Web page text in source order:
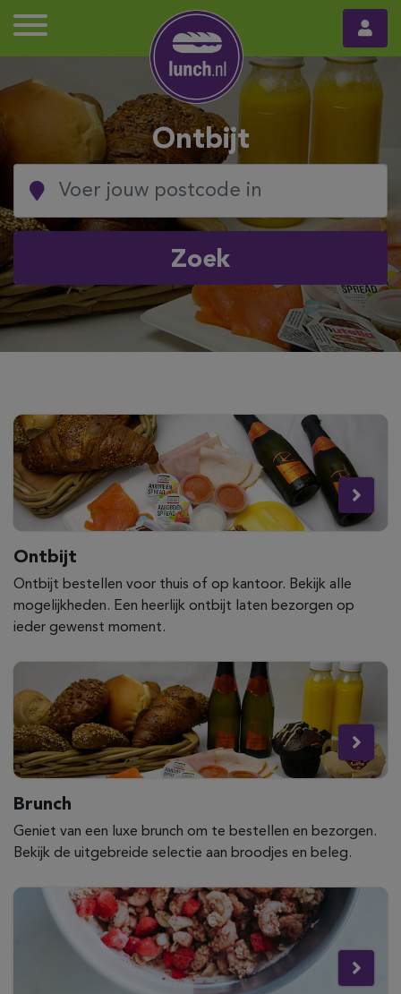
Ontbijt
Zoek
Ontbijt
Ontbijt bestellen voor thuis of op kantoor. Bekijk alle
mogelijkheden. Een heerlijk ontbijt laten bezorgen op
ieder gewenst moment.
Brunch
Geniet van een luxe brunch om te bestellen en bezorgen.
Bekijk de uitgebreide selectie aan broodjes en beleg.